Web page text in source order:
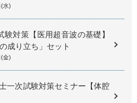
水)
験対策【医用超音波の基礎】
成り立ち」セット
金)
一次試験対策セミナー【体腔